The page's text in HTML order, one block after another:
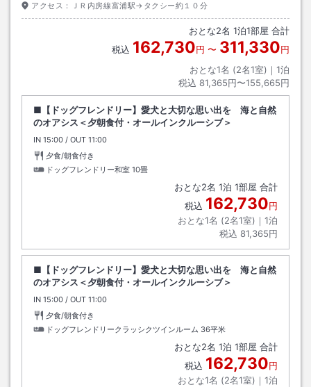
アクセス： ＪＲ内房線富浦駅→タクシー約１０分
おとな2名 1泊1部屋 合計
税込 162,730円 〜 311,330円
おとな1名 (2名1室)｜ 1泊
税込 81,365円〜155,665円
■【ドッグフレンドリー】愛犬と大切な思い出を 海と自然
のオアシス＜夕朝食付・オールインクルーシブ＞
IN チェックイン
15:00 / OUT チェックアウト
11:00
夕食/朝食付き
ドッグフレンドリー和室 10畳
おとな2名 1泊 1部屋 合計
税込 162,730円
おとな1名 (2名1室)｜ 1泊
税込 81,365円
■【ドッグフレンドリー】愛犬と大切な思い出を 海と自然
のオアシス＜夕朝食付・オールインクルーシブ＞
IN チェックイン
15:00 / OUT チェックアウト
11:00
夕食/朝食付き
ドッグフレンドリークラッシクツインルーム 36平米
おとな2名 1泊 1部屋 合計
税込 162,730円
おとな1名 (2名1室)｜ 1泊